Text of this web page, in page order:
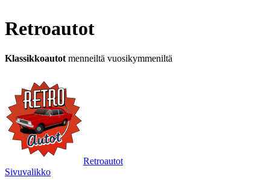
Retroautot
Klassikkoautot menneiltä vuosikymmeniltä
Retroautot
Sivuvalikko